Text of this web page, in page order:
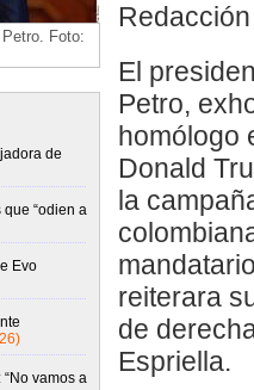
Foto:
de
“odien a
Evo
vamos a
Redacción
El
Petro,
homólogo
Donald
la
reiterara
de
Espriella.